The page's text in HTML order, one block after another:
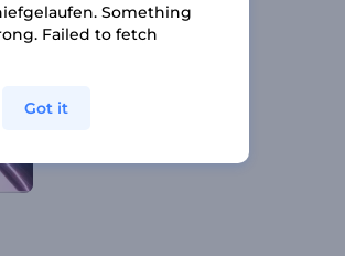
Something
Failed to fetch
Got it